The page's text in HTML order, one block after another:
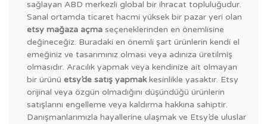
sağlayan ABD merkezli global bir ihracat topluluğudur.
Sanal ortamda ticaret hacmi yüksek bir pazar yeri olan
etsy mağaza açma seçeneklerinden en önemlisine
değineceğiz. Buradaki en önemli şart ürünlerin kendi el
emeğiniz ve tasarımınız olması veya adınıza üretilmiş
olmasıdır. Aracılık yapmak veya kendinize ait olmayan
bir ürünü etsy’de satış yapmakkesinlikle yasaktır. Etsy
orijinal veya özgün olmadığını düşündüğü ürünlerin
satışlarını engelleme veya kaldırma hakkına sahiptir.
Danışmanlarımızla hayallerine ulaşmak ve Etsy’de uluslar